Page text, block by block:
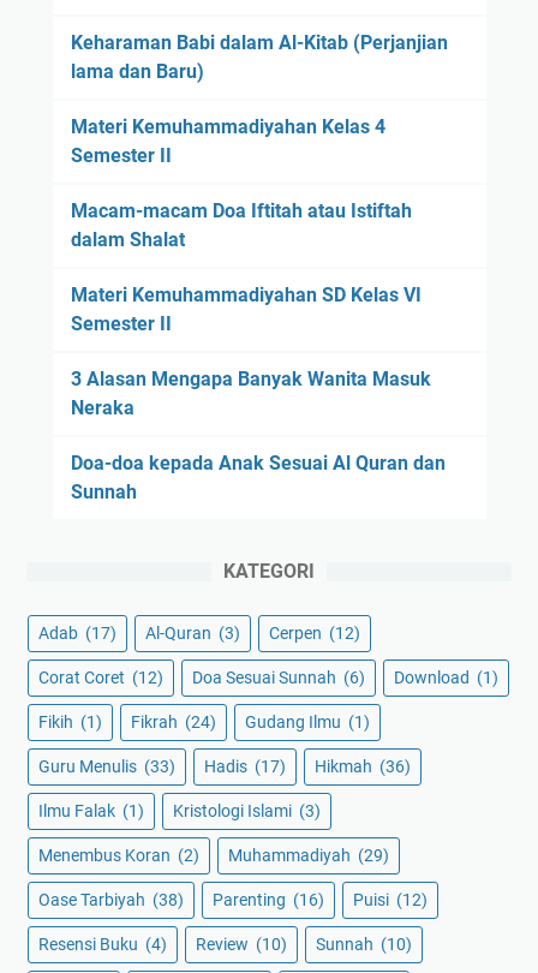
Keharaman Babi dalam Al-Kitab (Perjanjian
lama dan Baru)
Materi Kemuhammadiyahan Kelas 4
Semester II
Macam-macam Doa Iftitah atau Istiftah
dalam Shalat
Materi Kemuhammadiyahan SD Kelas VI
Semester II
3 Alasan Mengapa Banyak Wanita Masuk
Neraka
Doa-doa kepada Anak Sesuai Al Quran dan
Sunnah
KATEGORI
Adab (17) Al-Quran (3) Cerpen (12)
Corat Coret (12) Doa Sesuai Sunnah (6) Download (1)
Fikih (1) Fikrah (24) Gudang Ilmu (1)
Guru Menulis (33) Hadis (17) Hikmah (36)
Ilmu Falak (1) Kristologi Islami (3)
Menembus Koran (2) Muhammadiyah (29)
Oase Tarbiyah (38) Parenting (16) Puisi (12)
Resensi Buku (4) Review (10) Sunnah (10)